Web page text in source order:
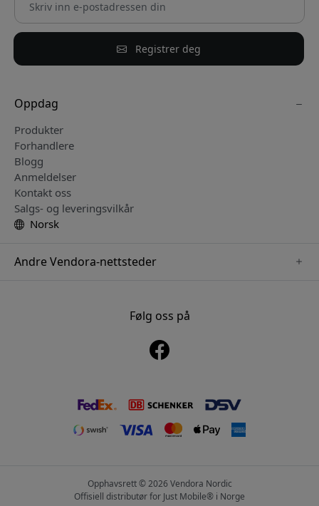
Registrer deg
Oppdag
Produkter
Forhandlere
Blogg
Anmeldelser
Kontakt oss
Salgs- og leveringsvilkår
Norsk
Andre Vendora-nettsteder
www.nordicsmartlight.seFølg oss på
Opphavsrett © 2026 Vendora Nordic
Offisiell distributør for Just Mobile® i Norge